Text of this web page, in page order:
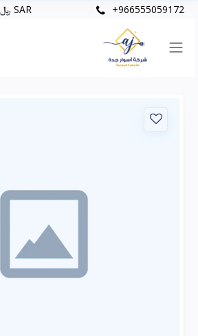
+966555059172 SAR ﷼